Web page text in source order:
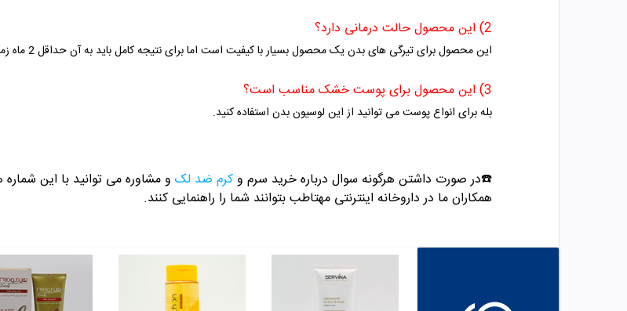
2) این محصول حالت درمانی دارد؟
این محصول برای تیرگی های بدن یک محصول بسیار با کیفیت است اما برای نتیجه کامل باید به آن حداقل 2 ماه زمان بدهید.
3) این محصول برای پوست خشک مناسب است؟
بله برای انواع پوست می توانید از این لوسیون بدن استفاده کنید.
☎️در صورت داشتن هرگونه سوال درباره خرید سرم وکرم ضد لک و مشاوره می توانید با این شماره ها 09358343612 /
همکاران ما در داروخانه اینترنتی مهتاطب بتوانند شما را راهنمایی کنند.